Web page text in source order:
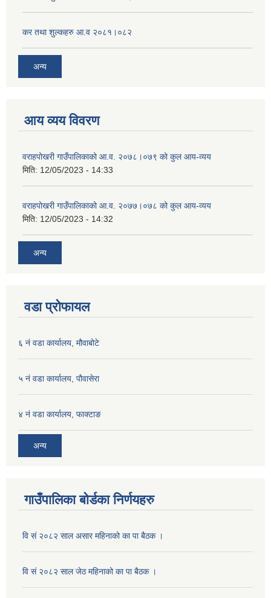
कर तथा शुल्कहरु आ.व २०८१।०८२
अन्य
आय व्यय विवरण
वराहपोखरी गाउँपालिकाको आ.व. २०७८।०७९ को कुल आय-व्यय
मिति: 12/05/2023 - 14:33
वराहपोखरी गाउँपालिकाको आ.व. २०७७।०७८ को कुल आय-व्यय
मिति: 12/05/2023 - 14:32
अन्य
वडा प्रोफायल
६ नं वडा कार्यालय, मौवाबोटे
५ नं वडा कार्यालय, पौवासेरा
४ नं वडा कार्यालय, फाक्टाङ
अन्य
गाउँपालिका बोर्डका निर्णयहरु
वि सं २०८२ साल असार महिनाको का पा बैठक ।
वि सं २०८२ साल जेठ महिनाको का पा बैठक ।